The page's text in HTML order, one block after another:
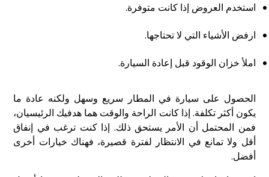
استخدم العروض إذا كانت متوفرة.
ارفض الأشياء التي لا تحتاجها.
املأ خزان الوقود قبل إعادة السيارة.
الحصول على سيارة في المطار سريع وسهل ولكنه عادة ما
يكون أكثر تكلفة. إذا كانت الراحة والوقت هما هدفيك الرئيسيان،
فمن المحتمل أن الأمر يستحق ذلك. إذا كنت ترغب في إنفاق
أقل ولا تمانع في الانتظار لفترة قصيرة، فهناك خيارات أخرى
أفضل.